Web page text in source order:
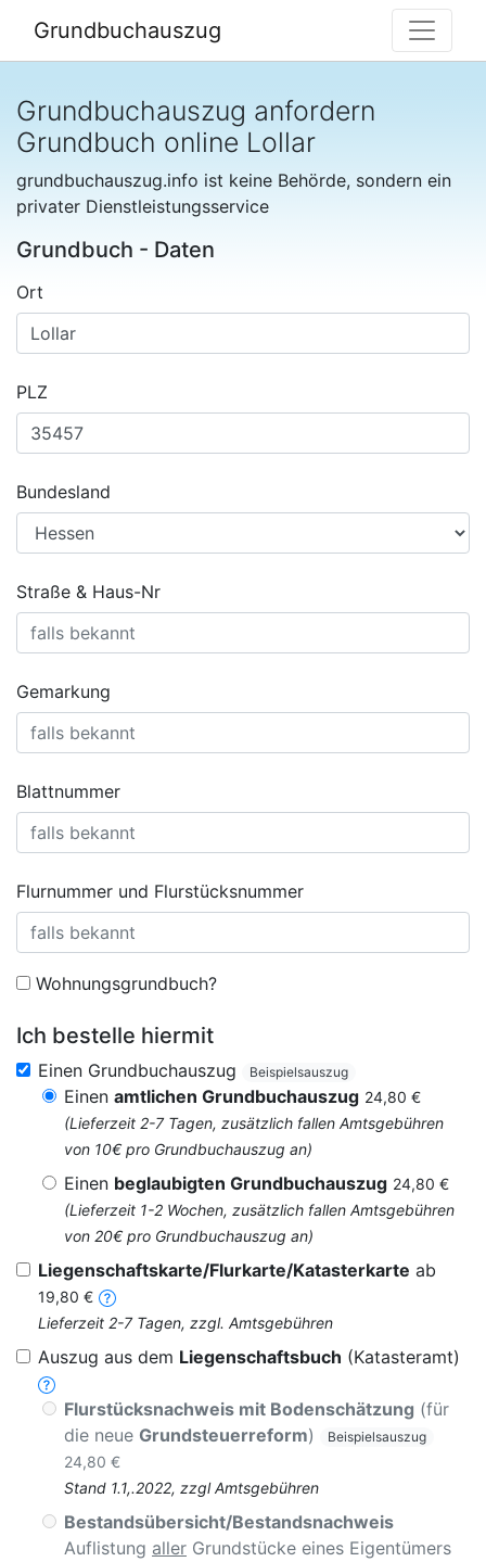
Grundbuchauszug
Grundbuchauszug anfordern
Grundbuch online Lollar
grundbuchauszug.info ist keine Behörde, sondern ein
privater Dienstleistungsservice
Grundbuch - Daten
Ort
PLZ
Bundesland
Straße & Haus-Nr
Gemarkung
Blattnummer
Flurnummer und Flurstücksnummer
Wohnungsgrundbuch?
Ich bestelle hiermit
Einen Grundbuchauszug Beispielsauszug
Einen amtlichen Grundbuchauszug 24,80 €
(Lieferzeit 2-7 Tagen, zusätzlich fallen Amtsgebühren
von 10€ pro Grundbuchauszug an)
Einen beglaubigten Grundbuchauszug 24,80 €
(Lieferzeit 1-2 Wochen, zusätzlich fallen Amtsgebühren
von 20€ pro Grundbuchauszug an)
Liegenschaftskarte/Flurkarte/Katasterkarte ab
19,80 €
Lieferzeit 2-7 Tagen, zzgl. Amtsgebühren
Auszug aus dem Liegenschaftsbuch (Katasteramt)
Flurstücksnachweis mit Bodenschätzung (für
die neue Grundsteuerreform) Beispielsauszug
24,80 €
Stand 1.1,.2022, zzgl Amtsgebühren
Bestandsübersicht/Bestandsnachweis
Auflistung aller Grundstücke eines Eigentümers